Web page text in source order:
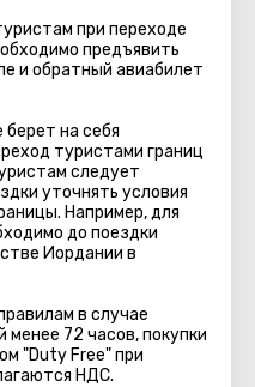
при переходе
предъявить
и обратный авиабилет
берет на себя
туристами границ
следует
уточнять условия
Например, для
до поездки
Иордании в
в случае
менее 72 часов, покупки
"Duty Free" при
НДС.